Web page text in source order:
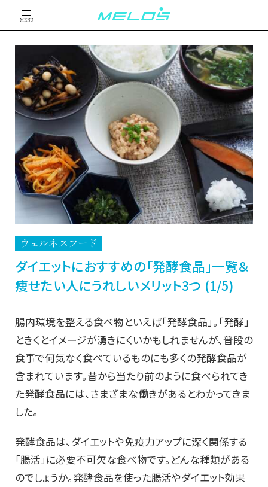
MENU
ウェルネスフード
ダイエットにおすすめの「発酵食品」一覧＆
痩せたい人にうれしいメリット3つ (1/5)
腸内環境を整える食べ物といえば「発酵食品」。「発酵」
ときくとイメージが湧きにくいかもしれませんが、普段の
食事で何気なく食べているものにも多くの発酵食品が
含まれています。昔から当たり前のように食べられてき
た発酵食品には、さまざまな働きがあるとわかってきま
した。
発酵食品は、ダイエットや免疫力アップに深く関係する
「腸活」に必要不可欠な食べ物です。どんな種類がある
のでしょうか。発酵食品を使った腸活やダイエット効果